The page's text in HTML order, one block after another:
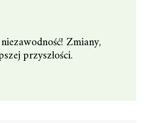
Zmiany,
przyszłości.